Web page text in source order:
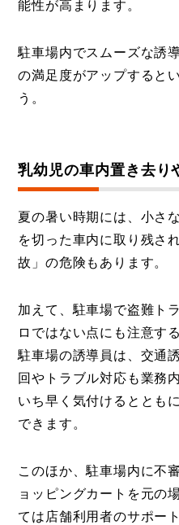
能性が高まります。
駐車場内でスムーズな誘
の満足度がアップすると
う。
乳幼児の車内置き去り
夏の暑い時期には、小さ
を切った車内に取り残さ
故」の危険もあります。
加えて、駐車場で盗難ト
ロではない点にも注意す
駐車場の誘導員は、交通
回やトラブル対応も業務
いち早く気付けるととも
できます。
このほか、駐車場内に不
ョッピングカートを元の
ては店舗利用者のサポー